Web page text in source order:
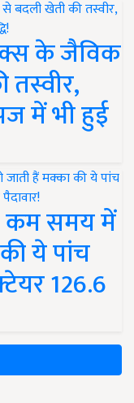
के जैविक
तस्वीर,
में भी हुई
कम समय में
ये पांच
126.6